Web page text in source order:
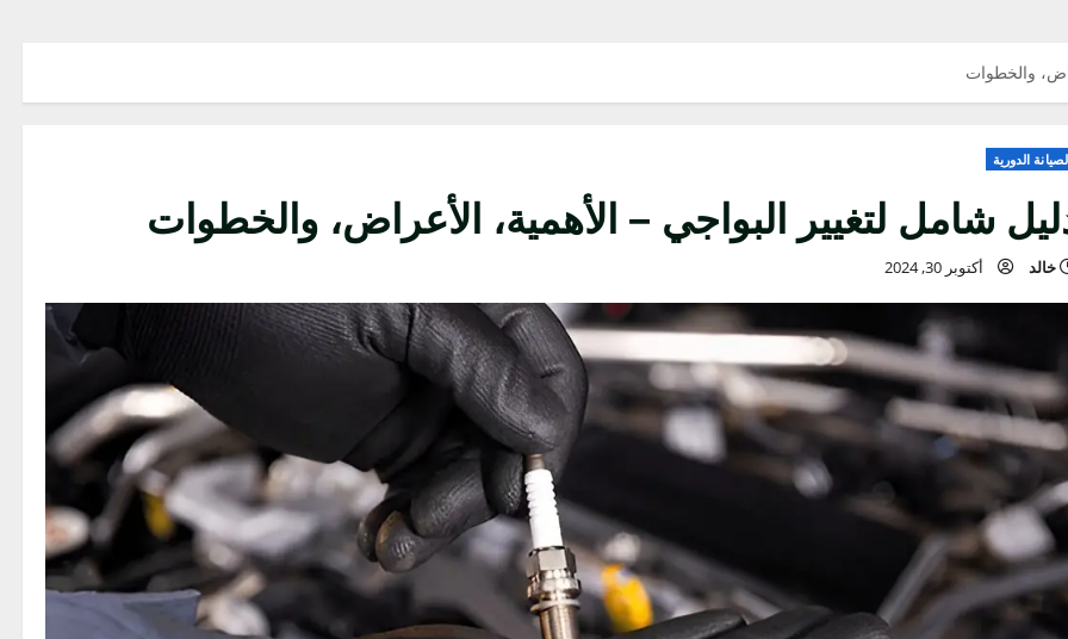
شامل لتغيير البواجي – الأهمية، الأعراض، والخطوات
أكتوبر 30, 2024